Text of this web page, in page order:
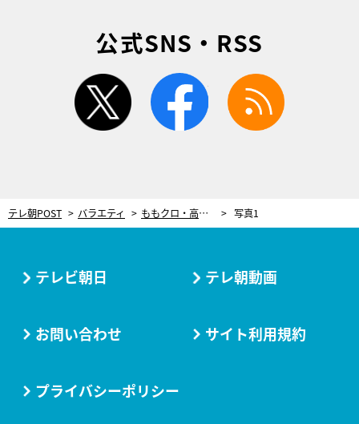
公式SNS・RSS
twitter facebook
テレ朝POST バラエティ ももクロ・高城れに「一番かわいい」と言われてご満悦!? 写真1
テレビ朝日 テレ朝動画
お問い合わせ サイト利用規約
プライバシーポリシー